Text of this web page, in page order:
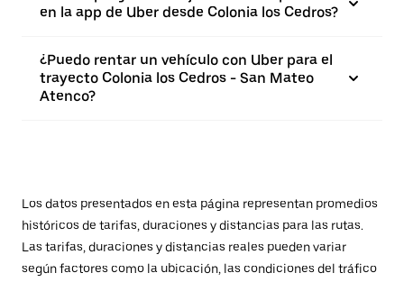
en la app de Uber desde Colonia los Cedros?
¿Puedo rentar un vehículo con Uber para el
trayecto Colonia los Cedros - San Mateo
Atenco?
Los datos presentados en esta página representan promedios
históricos de tarifas, duraciones y distancias para las rutas.
Las tarifas, duraciones y distancias reales pueden variar
según factores como la ubicación, las condiciones del tráfico